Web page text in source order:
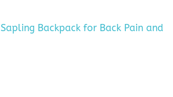
Sapling Backpack for Back Pain and